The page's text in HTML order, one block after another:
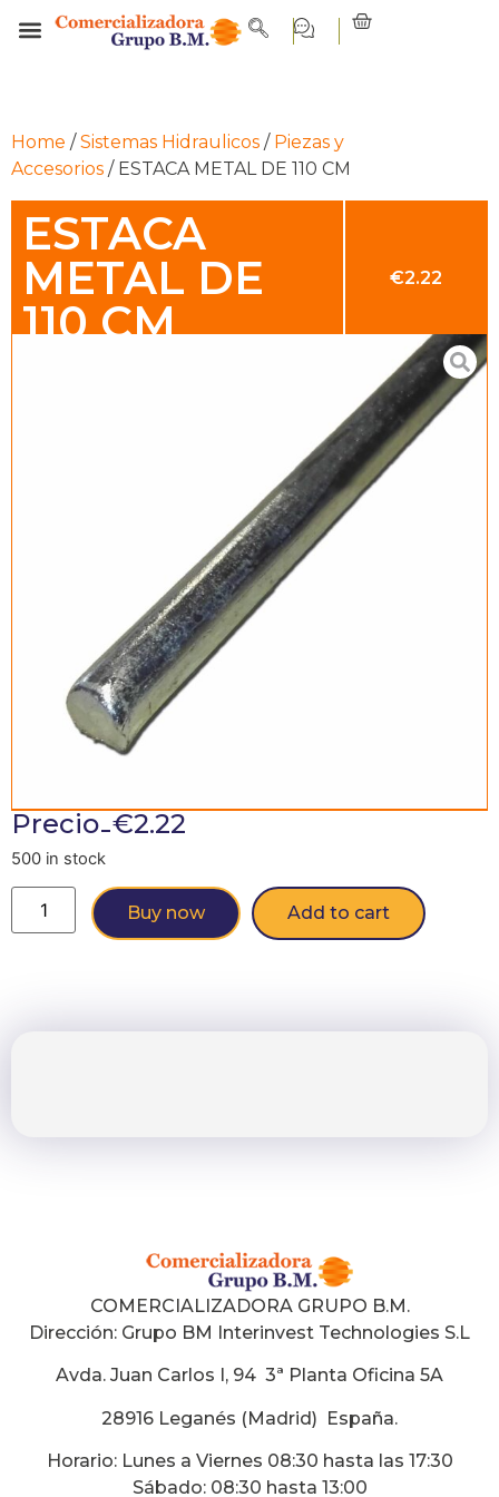
Home /Sistemas Hidraulicos / Piezas y
Accesorios / ESTACA METAL DE 110 CM
ESTACA
METAL DE
110 CM
€2.22
Precio-€2.22
500 in stock
Buy now Add to cart
COMERCIALIZADORA GRUPO B.M.
Dirección: Grupo BM Interinvest Technologies S.L
Avda. Juan Carlos I, 94 3ª Planta Oficina 5A
28916 Leganés (Madrid) España.
Horario: Lunes a Viernes 08:30 hasta las 17:30
Sábado: 08:30 hasta 13:00